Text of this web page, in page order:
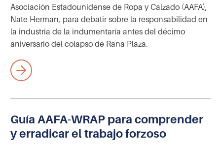
Asociación Estadounidense de Ropa y Calzado (AAFA),
Nate Herman, para debatir sobre la responsabilidad en
la industria de la indumentaria antes del décimo
aniversario del colapso de Rana Plaza.
Guía AAFA-WRAP para comprender
y erradicar el trabajo forzoso